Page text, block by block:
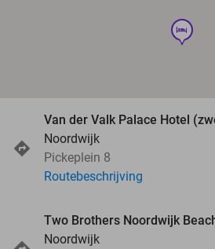
hotel
Van der Valk Palace Hotel
Noordwijk
Pickeplein 8
Routebeschrijving
Two Brothers Noordwijk
Noordwijk